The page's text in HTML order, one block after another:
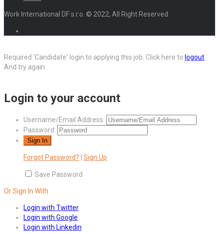
Work International DF s.r.o. © 2022, All Right Reserved
Required 'Candidate' login to applying this job. Click here to logout
And try again
Login to your account
Username/Email Address:
Password:
Forgot Password? Sign Up
Save Password
Or Sign In With
Login with Twitter
Login with Google
Login with Linkedin